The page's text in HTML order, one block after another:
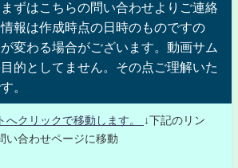
ずはこちらの問い合わせよりご連絡
報は作成時点の日時のものですの
変わる場合がございます。動画サム
的としてません。その点ご理解いた
。
へクリックで移動します。
↓下記のリン
い合わせページに移動